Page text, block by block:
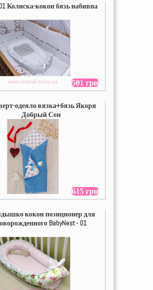
Колиска-кокон бязь набивна
501 грн
одеяло вязка+бязь Якоря
Добрый Сон
615 грн
кокон позиционер для
BabyNest - 01